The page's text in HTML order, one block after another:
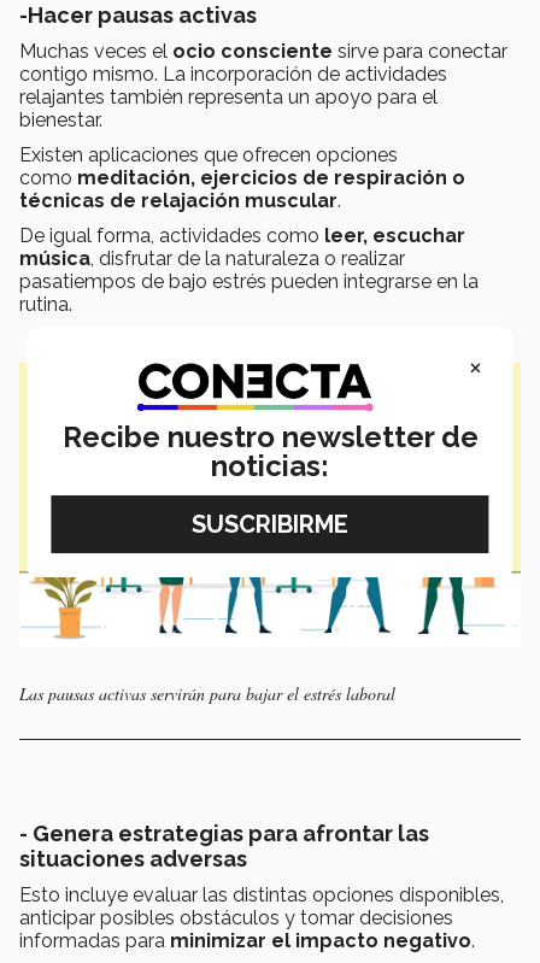
-Hacer pausas activas
Muchas veces el ocio consciente sirve para conectar
contigo mismo. La incorporación de actividades
relajantes también representa un apoyo para el
bienestar.
Existen aplicaciones que ofrecen opciones
como meditación, ejercicios de respiración o
técnicas de relajación muscular.
De igual forma, actividades como leer, escuchar
música, disfrutar de la naturaleza o realizar
pasatiempos de bajo estrés pueden integrarse en la
rutina.
Las pausas activas servirán para bajar el estrés laboral
- Genera estrategias para afrontar las
situaciones adversas
Esto incluye evaluar las distintas opciones disponibles,
anticipar posibles obstáculos y tomar decisiones
informadas para minimizar el impacto negativo.
×
Recibe nuestro newsletter de
noticias: